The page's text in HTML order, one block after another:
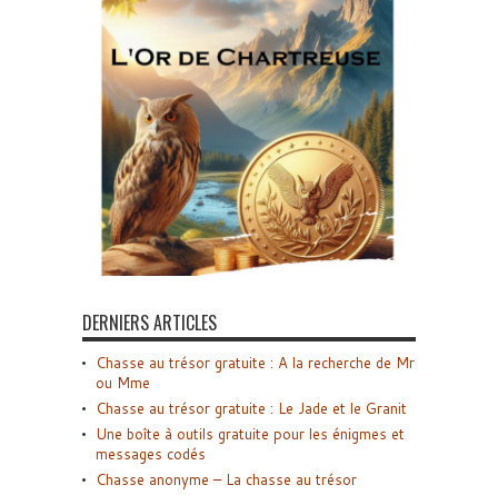
DERNIERS ARTICLES
Chasse au trésor gratuite : A la recherche de Mr
ou Mme
Chasse au trésor gratuite : Le Jade et le Granit
Une boîte à outils gratuite pour les énigmes et
messages codés
Chasse anonyme – La chasse au trésor